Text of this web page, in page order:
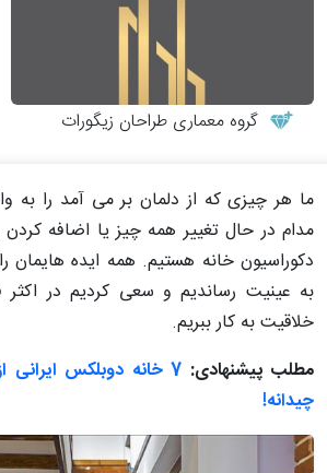
گروه معماری طراحان زیگورات
ما هر چيزی كه از دلمان بر می آمد را به
مدام در حال تغيير همه چيز يا اضافه
دکوراسیون خانه هستيم. همه ايده هایمان
به عينيت رسانديم و سعی كرديم در
خلاقيت به كار ببريم.
مطلب پیشنهادی:
7 خانه دوبلکس ایرانی
چیدانه!